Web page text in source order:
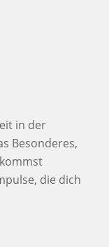
in der
Besonderes,
die dich